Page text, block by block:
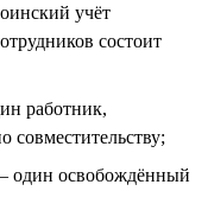
учёт
состоит
работник,
один освобождённый